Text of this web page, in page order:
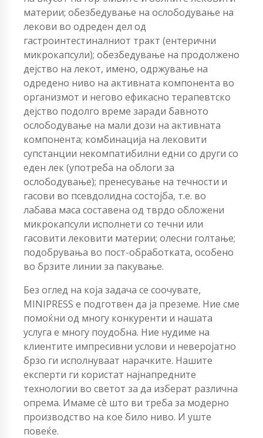
материи; обезбедување на ослободување на
лекови во одреден дел од
гастроинтестиналниот тракт (ентерични
микрокапсули); обезбедување на продолжено
дејство на лекот, имено, одржување на
одредено ниво на активната компонента во
организмот и негово ефикасно терапевтско
дејство подолго време заради бавното
ослободување на мали дози на активната
компонента; комбинација на лековити
супстанции некомпатибилни едни со други со
еден лек (употреба на облоги за
ослободување); пренесување на течности и
гасови во псевдолидна состојба, т.е. во
лабава маса составена од тврдо обложени
микрокапсули исполнети со течни или
гасовити лековити материи; олесни голтање;
подобрувања во пост-обработката, особено
во брзите линии за пакување.
Без оглед на која задача се соочувате,
MINIPRESS е подготвен да ја преземе. Ние сме
помоќни од многу конкуренти и нашата
услуга е многу поудобна. Ние нудиме на
клиентите импресивни услови и неверојатно
брзо ги исполнуваат нарачките. Нашите
експерти ги користат најнапредните
технологии во светот за да изберат различна
опрема. Имаме сè што ви треба за модерно
производство на кое било ниво. И уште
повеќе.